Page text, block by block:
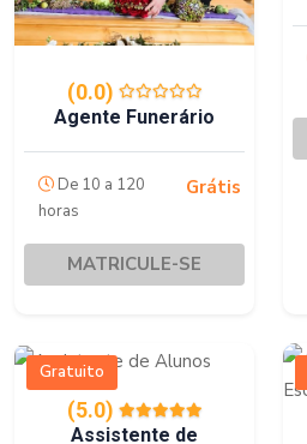
(0.0)
Agente Funerário
De 10 a 120
horas
Grátis
MATRICULE-SE
Gratuito
(5.0)
Assistente de